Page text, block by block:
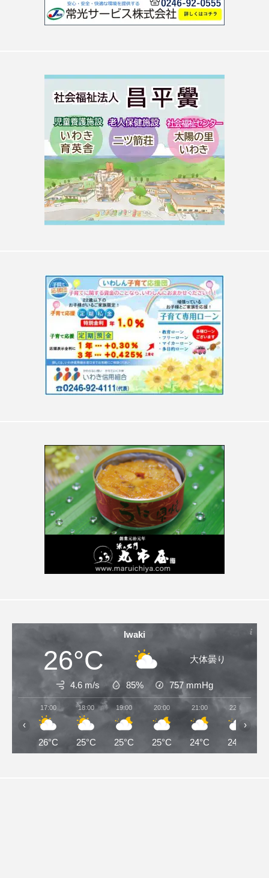
Iwaki
26°C 大体曇り
4.6 m/s 85% 757 mmHg
17:00
26°C
18:00
25°C
19:00
25°C
20:00
25°C
21:00
24°C
22:00
24°C
‹ ›